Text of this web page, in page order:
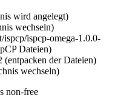
wird angelegt)
wechseln)
ispcp-omega-1.0.0-
Dateien)
(entpacken der Dateien)
wechseln)
non-free